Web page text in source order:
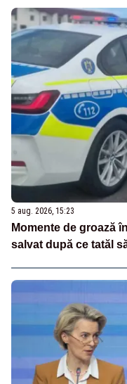
5 aug. 2026, 15:23
Momente de groază
salvat după ce tatăl